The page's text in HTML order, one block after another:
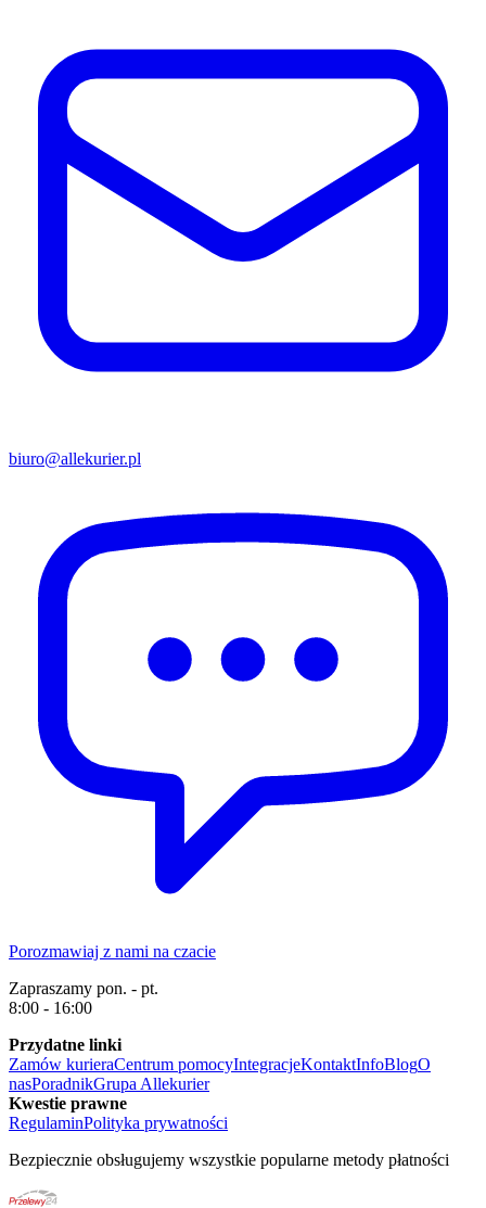
biuro@allekurier.pl
Porozmawiaj z nami na czacie
Zapraszamy pon. - pt.
8:00 - 16:00
Przydatne linki
Zamów kurieraCentrum pomocyIntegracjeKontaktInfoBlogO
nasPoradnikGrupa Allekurier
Kwestie prawne
RegulaminPolityka prywatności
Bezpiecznie obsługujemy wszystkie popularne metody płatności